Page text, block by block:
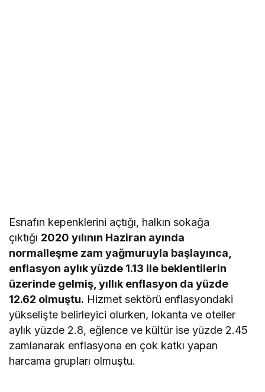
Esnafın kepenklerini açtığı, halkın sokağa
çıktığı 2020 yılının Haziran ayında
normalleşme zam yağmuruyla başlayınca,
enflasyon aylık yüzde 1.13 ile beklentilerin
üzerinde gelmiş, yıllık enflasyon da yüzde
12.62 olmuştu. Hizmet sektörü enflasyondaki
yükselişte belirleyici olurken, lokanta ve oteller
aylık yüzde 2.8, eğlence ve kültür ise yüzde 2.45
zamlanarak enflasyona en çok katkı yapan
harcama grupları olmuştu.